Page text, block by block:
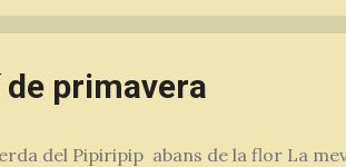
primavera
del Pipiripip abans de la flor La